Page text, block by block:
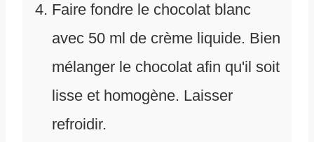
Faire fondre le chocolat blanc
avec 50 ml de crème liquide. Bien
mélanger le chocolat afin qu'il soit
lisse et homogène. Laisser
refroidir.